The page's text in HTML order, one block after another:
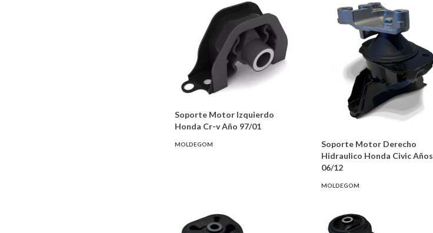
Soporte Motor Izquierdo
Honda Cr-v Año 97/01
MOLDEGOM
Soporte Motor Derecho
Hidraulico Honda Civic Años
06/12
MOLDEGOM